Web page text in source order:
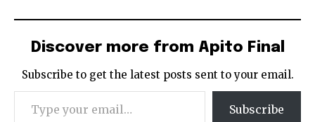
Discover more from Apito Final
Subscribe to get the latest posts sent to your email.
Type your email…
Subscribe